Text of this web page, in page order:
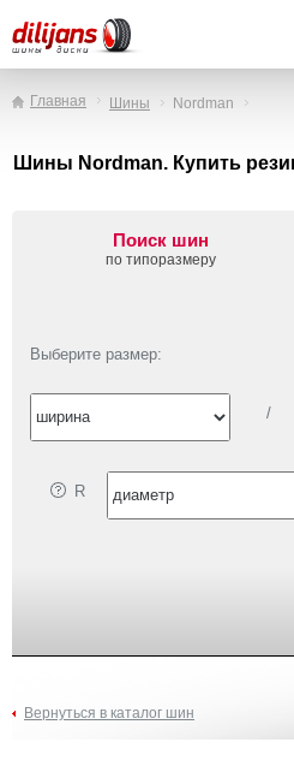
Главная Шины Nordman
Шины Nordman. Купить
Поиск шин
по типоразмеру
Выберите размер:
/
R
Вернуться в каталог шин